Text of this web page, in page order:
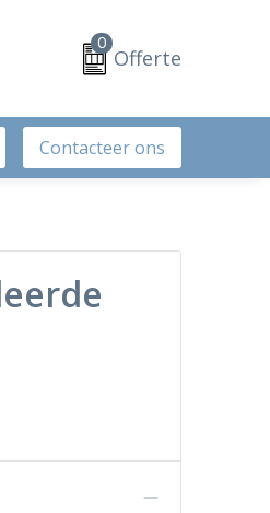
0
Offerte
Contacteer ons